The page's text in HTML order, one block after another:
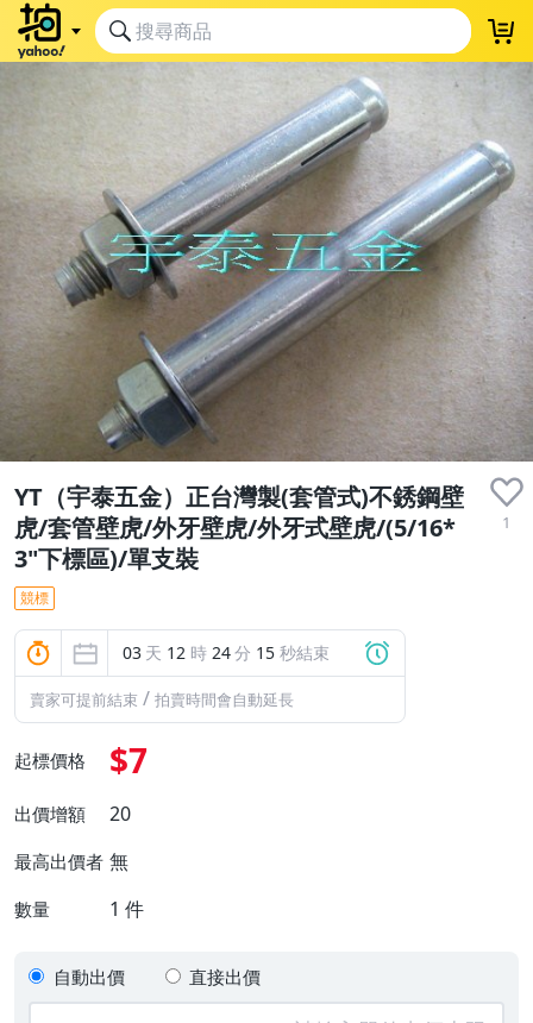
YT（宇泰五金）正台灣製(套管式)不銹鋼壁
虎/套管壁虎/外牙壁虎/外牙式壁虎/(5/16*
3"下標區)/單支裝
1
競標
03 天 12 時 24分 14 秒結束
賣家可提前結束 / 拍賣時間會自動延長
起標價格 $7
出價增額 20
最高出價者 無
數量 1 件
自動出價 直接出價